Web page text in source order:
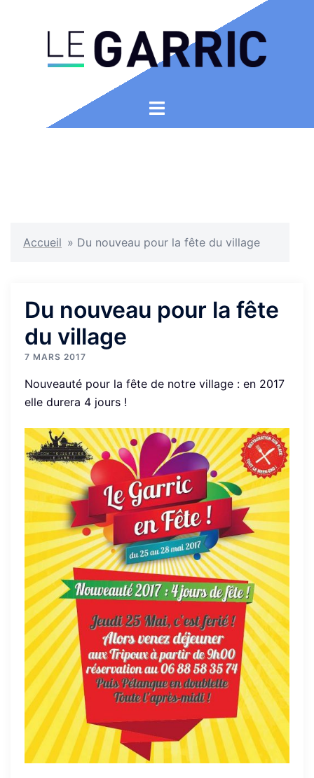
Ouvrir/fermer
Accueil » Du nouveau pour la fête du village
Du nouveau pour la fête
du village
7 MARS 2017
Nouveauté pour la fête de notre village : en 2017
elle durera 4 jours !